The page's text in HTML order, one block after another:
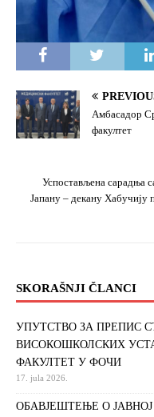
Амбасадор
факултет
Успостављена сарадња
Јапану – декану Хабучију
SKORAŠNJI ČLANCI
УПУТСТВО ЗА ПРЕПИС
ВИСОКОШКОЛСКИХ
ФАКУЛТЕТ У ФОЧИ
17. jula 2026.
ОБАВЈЕШТЕЊЕ О